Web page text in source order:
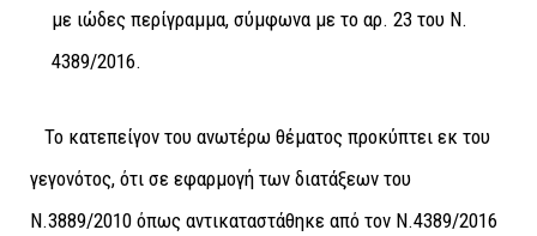
με ιώδες περίγραμμα, σύμφωνα με το αρ. 23 του Ν.
4389/2016.
Το κατεπείγον του ανωτέρω θέματος προκύπτει εκ του
γεγονότος, ότι σε εφαρμογή των διατάξεων του
Ν.3889/2010 όπως αντικαταστάθηκε από τον Ν.4389/2016